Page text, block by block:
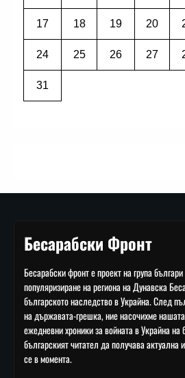
17 18 19 20
24 25 26 27
31
Бесарабски Фронт
Бесарабски фронт е проект на група
популяризиране на региона на Дунавска
българското наследство в Украйна. След
на държавата-грешка, ние насочихме
ежедневни хроники за войната в Украйна
българският читател да получава
се в момента.